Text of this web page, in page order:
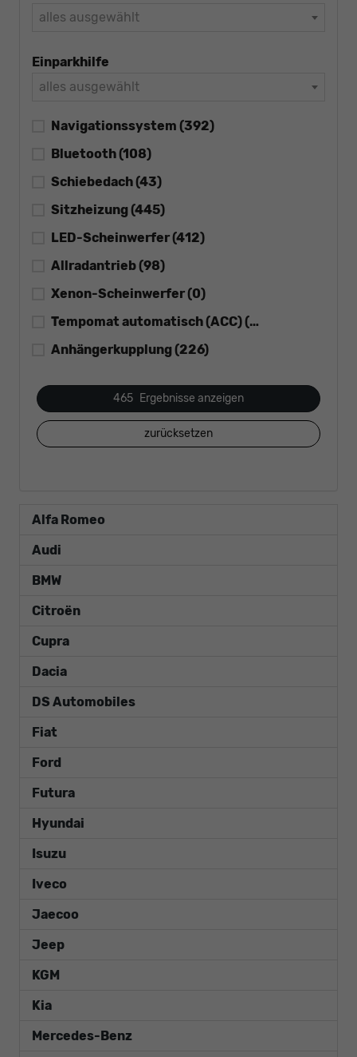
alles ausgewählt
Einparkhilfe
alles ausgewählt
Navigationssystem (392)
Bluetooth(108)
Schiebedach(43)
Sitzheizung(445)
LED-Scheinwerfer(412)
Allradantrieb(98)
Xenon-Scheinwerfer(0)
Tempomat automatisch (ACC)(438)
Anhängerkupplung(226)
465 Ergebnisse anzeigen
zurücksetzen
Alfa Romeo
Audi
BMW
Citroën
Cupra
Dacia
DS Automobiles
Fiat
Ford
Futura
Hyundai
Isuzu
Iveco
Jaecoo
Jeep
KGM
Kia
Mercedes-Benz